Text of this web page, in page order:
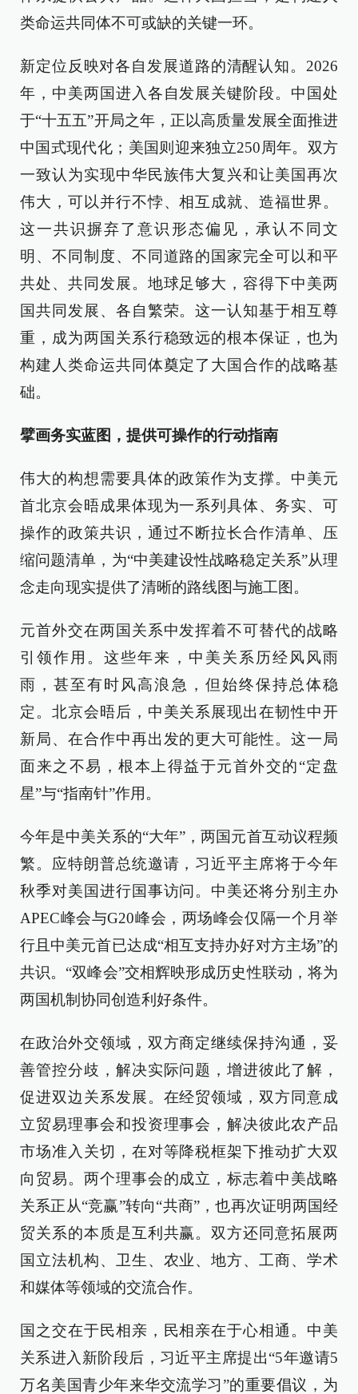
类命运共同体不可或缺的关键一环。
新定位反映对各自发展道路的清醒认知。2026
年，中美两国进入各自发展关键阶段。中国处
于“十五五”开局之年，正以高质量发展全面推进
中国式现代化；美国则迎来独立250周年。双方
一致认为实现中华民族伟大复兴和让美国再次
伟大，可以并行不悖、相互成就、造福世界。
这一共识摒弃了意识形态偏见，承认不同文
明、不同制度、不同道路的国家完全可以和平
共处、共同发展。地球足够大，容得下中美两
国共同发展、各自繁荣。这一认知基于相互尊
重，成为两国关系行稳致远的根本保证，也为
构建人类命运共同体奠定了大国合作的战略基
础。
擘画务实蓝图，提供可操作的行动指南
伟大的构想需要具体的政策作为支撑。中美元
首北京会晤成果体现为一系列具体、务实、可
操作的政策共识，通过不断拉长合作清单、压
缩问题清单，为“中美建设性战略稳定关系”从理
念走向现实提供了清晰的路线图与施工图。
元首外交在两国关系中发挥着不可替代的战略
引领作用。这些年来，中美关系历经风风雨
雨，甚至有时风高浪急，但始终保持总体稳
定。北京会晤后，中美关系展现出在韧性中开
新局、在合作中再出发的更大可能性。这一局
面来之不易，根本上得益于元首外交的“定盘
星”与“指南针”作用。
今年是中美关系的“大年”，两国元首互动议程频
繁。应特朗普总统邀请，习近平主席将于今年
秋季对美国进行国事访问。中美还将分别主办
APEC峰会与G20峰会，两场峰会仅隔一个月举
行且中美元首已达成“相互支持办好对方主场”的
共识。“双峰会”交相辉映形成历史性联动，将为
两国机制协同创造利好条件。
在政治外交领域，双方商定继续保持沟通，妥
善管控分歧，解决实际问题，增进彼此了解，
促进双边关系发展。在经贸领域，双方同意成
立贸易理事会和投资理事会，解决彼此农产品
市场准入关切，在对等降税框架下推动扩大双
向贸易。两个理事会的成立，标志着中美战略
关系正从“竞赢”转向“共商”，也再次证明两国经
贸关系的本质是互利共赢。双方还同意拓展两
国立法机构、卫生、农业、地方、工商、学术
和媒体等领域的交流合作。
国之交在于民相亲，民相亲在于心相通。中美
关系进入新阶段后，习近平主席提出“5年邀请5
万名美国青少年来华交流学习”的重要倡议，为